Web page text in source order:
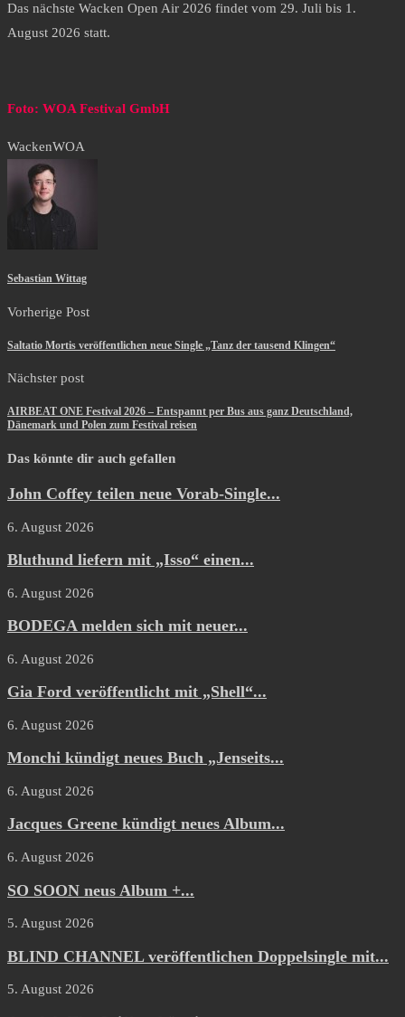
Das nächste Wacken Open Air 2026 findet vom 29. Juli bis 1.
August 2026 statt.
Foto: WOA Festival GmbH
WackenWOA
Sebastian Wittag
Vorherige Post
Saltatio Mortis veröffentlichen neue Single „Tanz der tausend Klingen“
Nächster post
AIRBEAT ONE Festival 2026 – Entspannt per Bus aus ganz Deutschland,
Dänemark und Polen zum Festival reisen
Das könnte dir auch gefallen
John Coffey teilen neue Vorab-Single...
6. August 2026
Bluthund liefern mit „Isso“ einen...
6. August 2026
BODEGA melden sich mit neuer...
6. August 2026
Gia Ford veröffentlicht mit „Shell“...
6. August 2026
Monchi kündigt neues Buch „Jenseits...
6. August 2026
Jacques Greene kündigt neues Album...
6. August 2026
SO SOON neus Album +...
5. August 2026
BLIND CHANNEL veröffentlichen Doppelsingle mit...
5. August 2026